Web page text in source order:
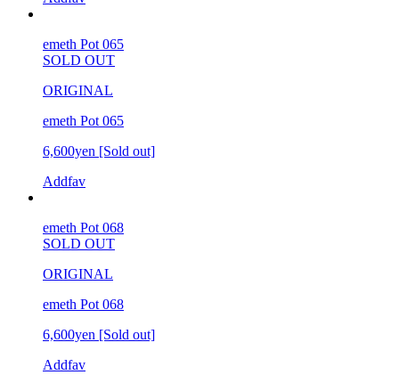
emeth Pot 065
SOLD OUT
ORIGINAL
emeth Pot 065
6,600yen [Sold out]
Addfav
emeth Pot 068
SOLD OUT
ORIGINAL
emeth Pot 068
6,600yen [Sold out]
Addfav